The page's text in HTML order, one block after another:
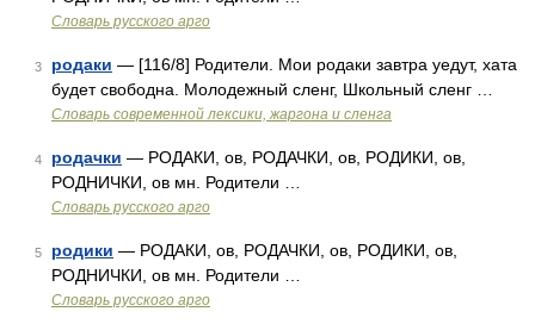
Словарь русского арго
3 родаки — [116/8] Родители. Мои родаки завтра уедут, хата
будет свободна. Молодежный сленг, Школьный сленг …
Cловарь современной лексики, жаргона и сленга
4 родачки — РОДАКИ, ов, РОДАЧКИ, ов, РОДИКИ, ов,
РОДНИЧКИ, ов мн. Родители …
Словарь русского арго
5 родики — РОДАКИ, ов, РОДАЧКИ, ов, РОДИКИ, ов,
РОДНИЧКИ, ов мн. Родители …
Словарь русского арго